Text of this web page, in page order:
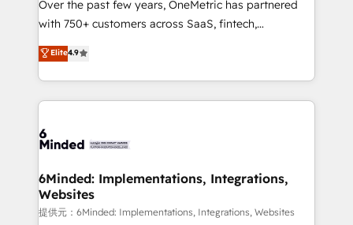
Award: Best Integration • 150+ successful HubSpot
projects • Clients in 30+ industries • Proprietary
technology for integrations • Multilingual team:
English, Spanish, Portuguese & Italian 👉 Grow
smarter with AI and HubSpot.
Over the past few years, OneMetric has partnered
with 750+ customers across SaaS, fintech,
healthcare, real estate, and other industries. With
150+ HubSpot-certified experts, we deliver scalable
solutions to complex GTM and RevOps challenges.
Our Expertise 🔹 Onboarding & Implementation:
tailored to your GTM motion. 🔹 Migrations:
from other CRMs to HubSpot without data loss or
downtime. 🔹 RevOps Strategy: Align teams,
processes, and data to drive revenue efficiency. 🔹
Elite4.9
6Minded: Implementations, Integrations,
Websites
提供元：6Minded: Implementations, Integrations, Websites